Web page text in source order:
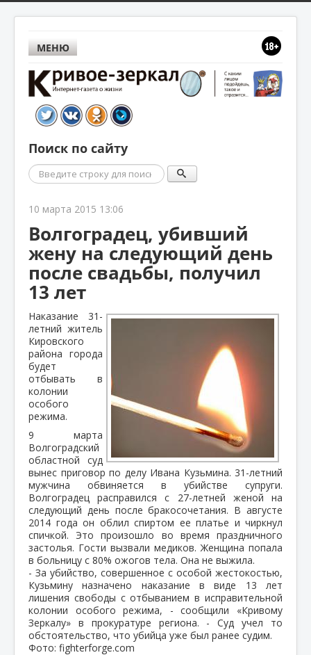
МЕНЮ
Поиск по сайту
Поиск
10 марта 2015 13:06
Волгоградец, убивший
жену на следующий день
после свадьбы, получил
13 лет
Наказание 31-
летний житель
Кировского
района города
будет
отбывать в
колонии
особого
режима.
9 марта
Волгоградский
областной суд
вынес приговор по делу Ивана Кузьмина. 31-летний
мужчина обвиняется в убийстве супруги.
Волгоградец расправился с 27-летней женой на
следующий день после бракосочетания. В августе
2014 года он облил спиртом ее платье и чиркнул
спичкой. Это произошло во время праздничного
застолья. Гости вызвали медиков. Женщина попала
в больницу с 80% ожогов тела. Она не выжила.
- За убийство, совершенное с особой жестокостью,
Кузьмину назначено наказание в виде 13 лет
лишения свободы с отбыванием в исправительной
колонии особого режима, - сообщили «Кривому
Зеркалу» в прокуратуре региона. - Суд учел то
обстоятельство, что убийца уже был ранее судим.
Фото: fighterforge.com